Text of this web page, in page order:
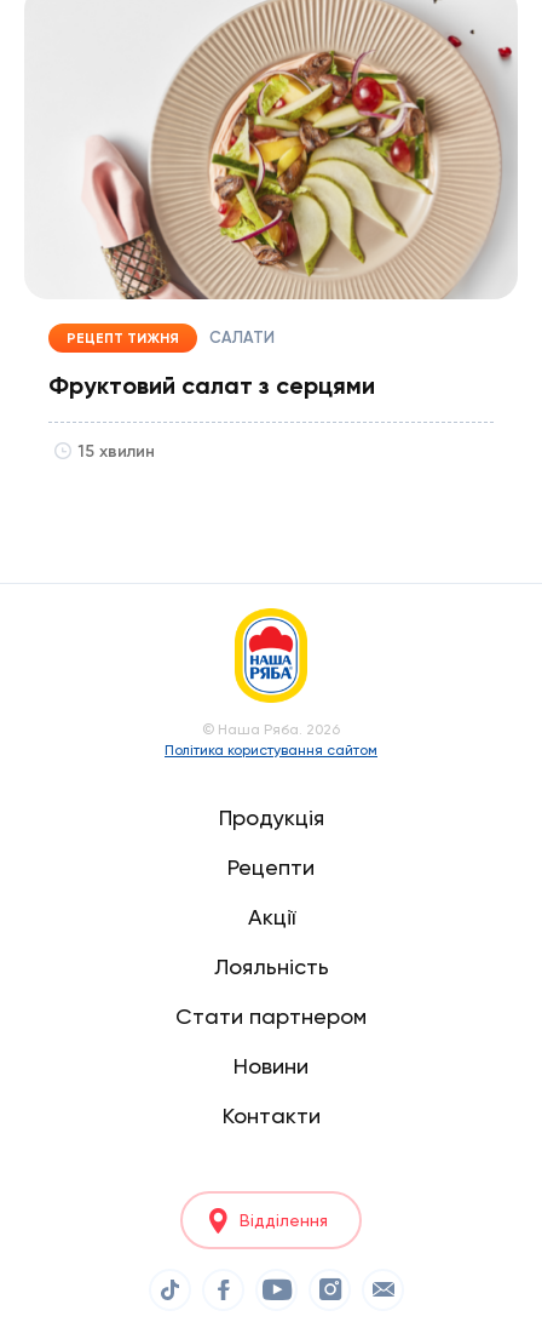
РЕЦЕПТ ТИЖНЯ САЛАТИ
Фруктовий салат з серцями
15 хвилин
© Наша Ряба. 2026
Політика користування сайтом
Продукція
Рецепти
Акції
Лояльність
Стати партнером
Новини
Контакти
Відділення